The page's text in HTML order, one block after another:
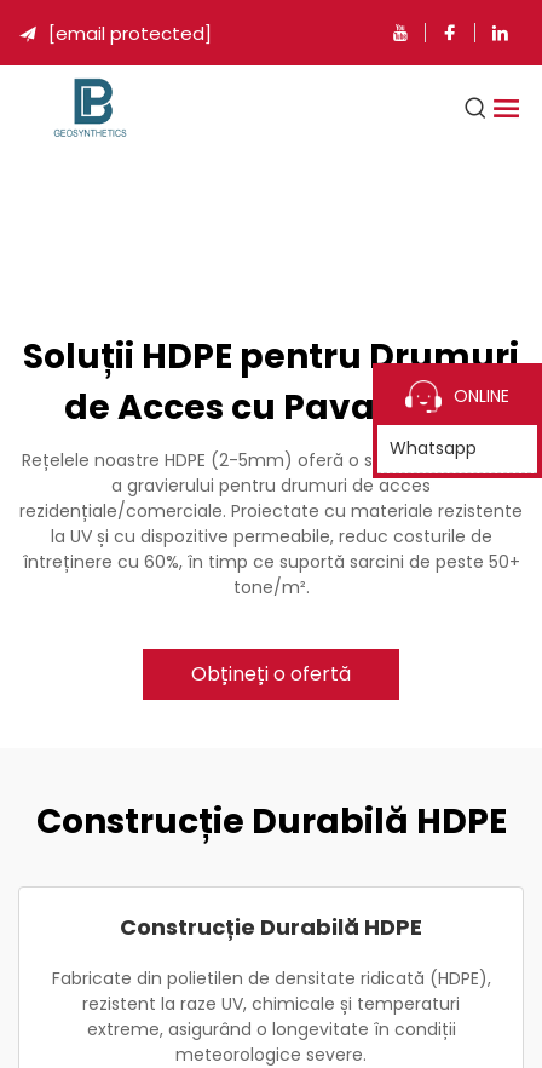
 [email protected]
Soluții HDPE pentru Drumuri
de Acces cu Pavaj Greu
Rețelele noastre HDPE (2-5mm) oferă o stabilizare durabilă
a gravierului pentru drumuri de acces
rezidențiale/comerciale. Proiectate cu materiale rezistente
la UV și cu dispozitive permeabile, reduc costurile de
întreținere cu 60%, în timp ce suportă sarcini de peste 50+
tone/m².
Obțineți o ofertă
Construcție Durabilă HDPE
Construcție Durabilă HDPE
Fabricate din polietilen de densitate ridicată (HDPE),
rezistent la raze UV, chimicale și temperaturi
extreme, asigurând o longevitate în condiții
meteorologice severe.
ONLINE
Whatsapp